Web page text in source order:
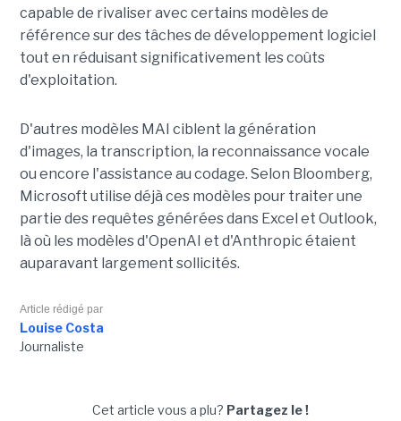
capable de rivaliser avec certains modèles de
référence sur des tâches de développement logiciel
tout en réduisant significativement les coûts
d'exploitation.
D'autres modèles MAI ciblent la génération
d'images, la transcription, la reconnaissance vocale
ou encore l'assistance au codage. Selon Bloomberg,
Microsoft utilise déjà ces modèles pour traiter une
partie des requêtes générées dans Excel et Outlook,
là où les modèles d'OpenAI et d'Anthropic étaient
auparavant largement sollicités.
Article rédigé par
Louise Costa
Journaliste
Cet article vous a plu? Partagez le !